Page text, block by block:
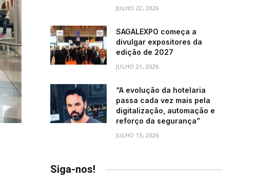
JULHO 22, 2026
SAGALEXPO começa a
divulgar expositores da
edição de 2027
JULHO 21, 2026
“A evolução da hotelaria
passa cada vez mais pela
digitalização, automação e
reforço da segurança”
JULHO 15, 2026
Siga-nos!